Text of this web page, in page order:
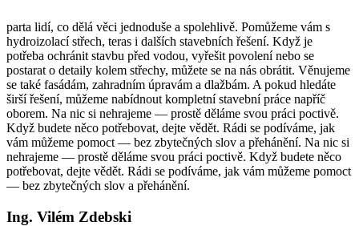
parta lidí, co dělá věci jednoduše a spolehlivě. Pomůžeme vám s
hydroizolací střech, teras i dalších stavebních řešení. Když je
potřeba ochránit stavbu před vodou, vyřešit povolení nebo se
postarat o detaily kolem střechy, můžete se na nás obrátit. Věnujeme
se také fasádám, zahradním úpravám a dlažbám. A pokud hledáte
širší řešení, můžeme nabídnout kompletní stavební práce napříč
oborem. Na nic si nehrajeme — prostě děláme svou práci poctivě.
Když budete něco potřebovat, dejte vědět. Rádi se podíváme, jak
vám můžeme pomoct — bez zbytečných slov a přehánění. Na nic si
nehrajeme — prostě děláme svou práci poctivě. Když budete něco
potřebovat, dejte vědět. Rádi se podíváme, jak vám můžeme pomoct
— bez zbytečných slov a přehánění.
Ing. Vilém Zdebski